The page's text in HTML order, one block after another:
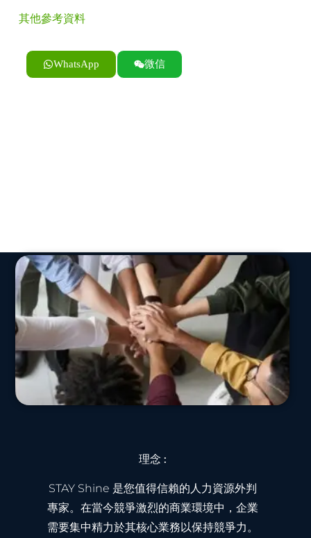
其他參考資料
WhatsApp 微信
理念 :
STAY Shine 是您值得信賴的人力資源外判
專家。在當今競爭激烈的商業環境中，企業
需要集中精力於其核心業務以保持競爭力。